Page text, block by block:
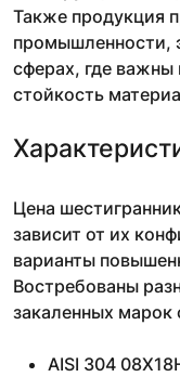
Также продукция
промышленности,
сферах, где важны
стойкость
Цена
зависит от их
варианты
Востребованы
закаленных
AISI 304